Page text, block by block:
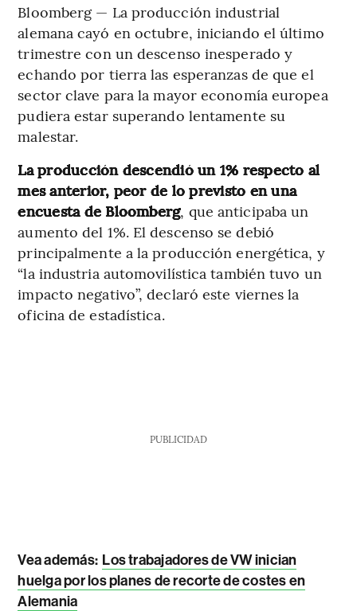
Bloomberg — La producción industrial
alemana cayó en octubre, iniciando el último
trimestre con un descenso inesperado y
echando por tierra las esperanzas de que el
sector clave para la mayor economía europea
pudiera estar superando lentamente su
malestar.
La producción descendió un 1% respecto al
mes anterior, peor de lo previsto en una
encuesta de Bloomberg, que anticipaba un
aumento del 1%. El descenso se debió
principalmente a la producción energética, y
“la industria automovilística también tuvo un
impacto negativo”, declaró este viernes la
oficina de estadística.
PUBLICIDAD
Vea además: Los trabajadores de VW inician
huelga por los planes de recorte de costes en
Alemania